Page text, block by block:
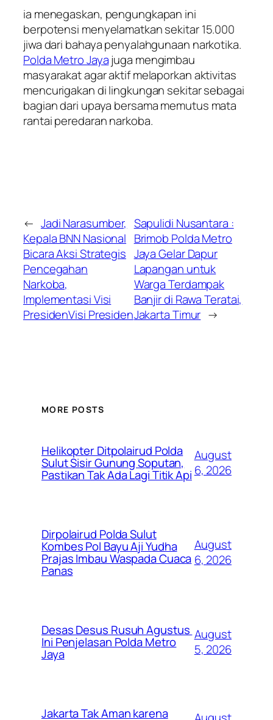
ia menegaskan, pengungkapan ini
berpotensi menyelamatkan sekitar 15.000
jiwa dari bahaya penyalahgunaan narkotika.
Polda Metro Jayajuga mengimbau
masyarakat agar aktif melaporkan aktivitas
mencurigakan di lingkungan sekitar sebagai
bagian dari upaya bersama memutus mata
rantai peredaran narkoba.
← Jadi Narasumber,
Kepala BNN Nasional
Bicara Aksi Strategis
Pencegahan
Narkoba,
Implementasi Visi
PresidenVisi Presiden
Sapulidi Nusantara :
Brimob Polda Metro
Jaya Gelar Dapur
Lapangan untuk
Warga Terdampak
Banjir di Rawa Teratai,
Jakarta Timur →
MORE POSTS
Helikopter Ditpolairud Polda
Sulut Sisir Gunung Soputan,
Pastikan Tak Ada Lagi Titik Api
August
6, 2026
Dirpolairud Polda Sulut
Kombes Pol Bayu Aji Yudha
Prajas Imbau Waspada Cuaca
Panas
August
6, 2026
Desas Desus Rusuh Agustus
Ini Penjelasan Polda Metro
Jaya
August
5, 2026
Jakarta Tak Aman karena